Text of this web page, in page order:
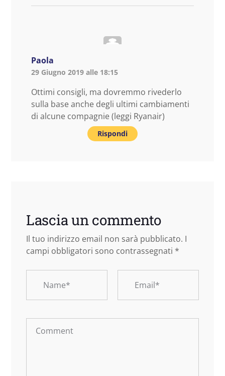
Paola
29 Giugno 2019 alle 18:15
Ottimi consigli, ma dovremmo rivederlo
sulla base anche degli ultimi cambiamenti
di alcune compagnie (leggi Ryanair)
Rispondi
Lascia un commento
Il tuo indirizzo email non sarà pubblicato. I
campi obbligatori sono contrassegnati *